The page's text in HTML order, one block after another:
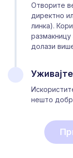
Отворите
директно
линка).
размакницу
долази
нешто